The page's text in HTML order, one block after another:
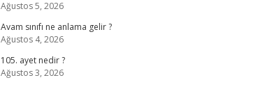
Ağustos 5, 2026
Avam sınıfı ne anlama gelir ?
Ağustos 4, 2026
105. ayet nedir ?
Ağustos 3, 2026